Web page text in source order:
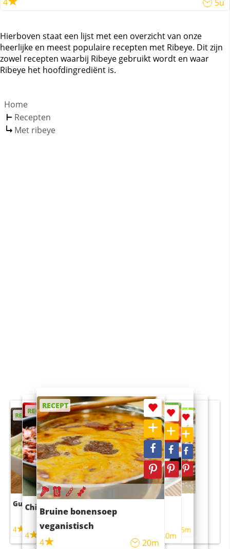
5u
Hierboven staat een lijst met een overzicht van onze
heerlijke en meest populaire recepten met Ribeye. Dit zijn
zowel recepten waarbij Ribeye gebruikt wordt en waar
Ribeye het hoofdingrediënt is.
Home
Recepten
Met ribeye
RECEPT
Guacamole
4
RECEPT
Chili con carne
4 45m
RECEPT
Bruine bonensoep
veganistisch
4
20m
RECEPT
Sushi rijstsalade
maaltijdsalade
40m
RECEPT
4 55m